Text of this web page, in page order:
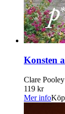
Konsten
Clare Pooley
119 kr
Mer infoKöp